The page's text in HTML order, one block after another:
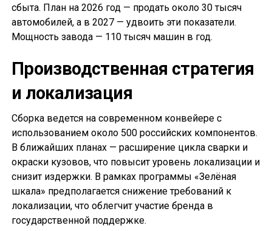
сбыта. План на 2026 год — продать около 30 тысяч
автомобилей, а в 2027 — удвоить эти показатели.
Мощность завода — 110 тысяч машин в год.
Производственная стратегия
и локализация
Сборка ведется на современном конвейере с
использованием около 500 российских компонентов.
В ближайших планах — расширение цикла сварки и
окраски кузовов, что повысит уровень локализации и
снизит издержки. В рамках программы «Зелёная
шкала» предполагается снижение требований к
локализации, что облегчит участие бренда в
государственной поддержке.